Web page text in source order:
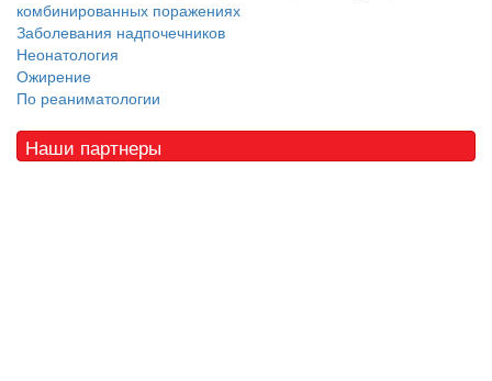
комбинированных поражениях
Заболевания надпочечников
Неонатология
Ожирение
По реаниматологии
Наши партнеры